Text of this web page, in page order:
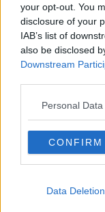
your opt-out. You
disclosure of your
IAB’s list of
also be disclosed
Downstream
Personal
CONFIRM
Data Deletion
coinvolgere i giovani
cucina sana e legata
Cortona e della
De Martino, Cristiano
Silvia Baracchi,
Mazzaroni,
Daniele Salvatori, la
Stefano Lorenzoni e
Vincenzo Cutolo,
Vuolo, Emilio Signori,
Lovari, Keoma
Sergio Dondoli.
Simposio